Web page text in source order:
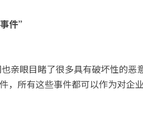
件”
亲眼目睹了很多具有破坏性的
，所有这些事件都可以作为对企